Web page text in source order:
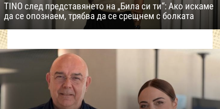
TINO след представянето на „Била си ти“: Ако искаме
да се опознаем, трябва да се срещнем с болката